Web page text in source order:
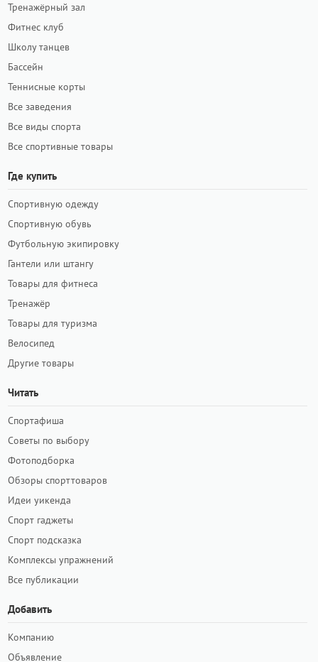
Тренажёрный зал
Фитнес клуб
Школу танцев
Бассейн
Теннисные корты
Все заведения
Все виды спорта
Все спортивные товары
Где купить
Спортивную одежду
Спортивную обувь
Футбольную экипировку
Гантели или штангу
Товары для фитнеса
Тренажёр
Товары для туризма
Велосипед
Другие товары
Читать
Спортафиша
Советы по выбору
Фотоподборка
Обзоры спорттоваров
Идеи уикенда
Спорт гаджеты
Спорт подсказка
Комплексы упражнений
Все публикации
Добавить
Компанию
Объявление